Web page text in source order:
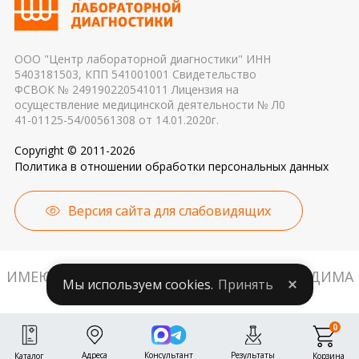
причиной погрешности в результатах
ООО "Центр лабораторной диагностики" ИНН
5403181503, КПП 541001001 Свидетельство
ФСВОК № 249190220541011 Лицензия на
осуществление медицинской деятельности № Л0
41-01125-54/00561308 от 14.01.2020г.
Copyright © 2011-2026
Политика в отношении обработки персональных данных
Версия сайта для слабовидящих
ИМЕЮТСЯ ПРОТИВОПОКАЗАНИЯ. НЕОБХОДИМА
КОНСУЛЬТАЦИЯ СПЕЦИАЛИСТА.
Каталог Адреса Консультант Результаты Корзина
0
Мы используем cookies. Принять